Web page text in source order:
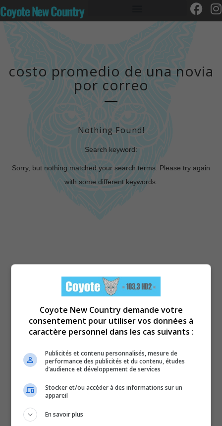
Coyote New Country
costo promedio de una novia
por correo
Nothing Found!
Search keyword:
Sorry, but nothing matched your search terms. Please try again
with some different keywords.
Coyote New Country demande votre
consentement pour utiliser vos données à
caractère personnel dans les cas suivants :
Publicités et contenu personnalisés, mesure de
performance des publicités et du contenu, études
d’audience et développement de services
Stocker et/ou accéder à des informations sur un
appareil
En savoir plus